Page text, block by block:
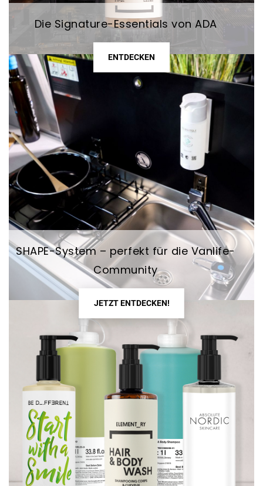
Die Signature-Essentials von ADA
ENTDECKEN
SHAPE-System – perfekt für die Vanlife-
Community
JETZT ENTDECKEN!